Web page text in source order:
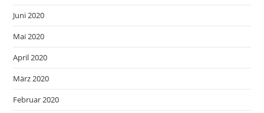
Juni 2020
Mai 2020
April 2020
März 2020
Februar 2020